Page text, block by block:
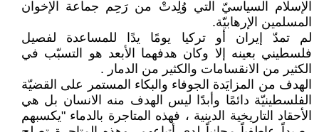
الإسلام السياسيّ التي وُلِدتْ من رَحِم جماعة اﻹخوان
المسلمين اﻹرهابيّة.
لم تمدّ إيران أو تركيا يومًا يدًا للمساعدة لفصيل
فلسطيني بعينه إلا وكان هدفهما اﻷبعد هو التسبّب في
الكثير من الانقسامات والكثير من الدمار .
الهدف من المزايَدة الجوفاء والبكاء المستمر على القضيّة
الفلسطينيّة دائمًا وأبدًا ليس الهدف منه الانسان بل هي
الأحقاد التاريخية الدينية ، فهذه المتاجرة بالدماء "يكسبهم